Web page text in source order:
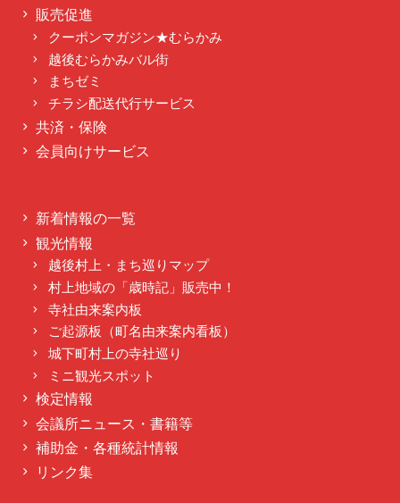
販売促進
クーポンマガジン★むらかみ
越後むらかみバル街
まちゼミ
チラシ配送代行サービス
共済・保険
会員向けサービス
新着情報の一覧
観光情報
越後村上・まち巡りマップ
村上地域の「歳時記」販売中！
寺社由来案内板
ご起源板（町名由来案内看板）
城下町村上の寺社巡り
ミニ観光スポット
検定情報
会議所ニュース・書籍等
補助金・各種統計情報
リンク集